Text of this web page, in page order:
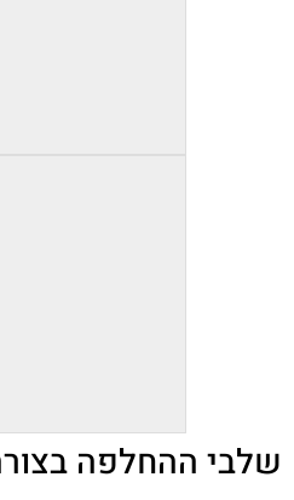
שלבי ההחלפה